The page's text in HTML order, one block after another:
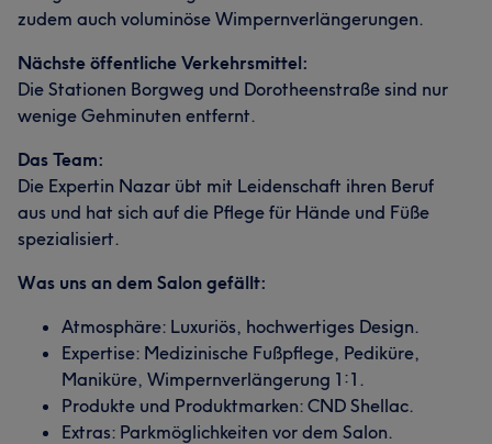
zudem auch voluminöse Wimpernverlängerungen.
Nächste öffentliche Verkehrsmittel:
Die Stationen Borgweg und Dorotheenstraße sind nur
wenige Gehminuten entfernt.
Das Team:
Die Expertin Nazar übt mit Leidenschaft ihren Beruf
aus und hat sich auf die Pflege für Hände und Füße
spezialisiert.
Was uns an dem Salon gefällt:
Atmosphäre: Luxuriös, hochwertiges Design.
Expertise: Medizinische Fußpflege, Pediküre,
Maniküre, Wimpernverlängerung 1:1.
Produkte und Produktmarken: CND Shellac.
Extras: Parkmöglichkeiten vor dem Salon.